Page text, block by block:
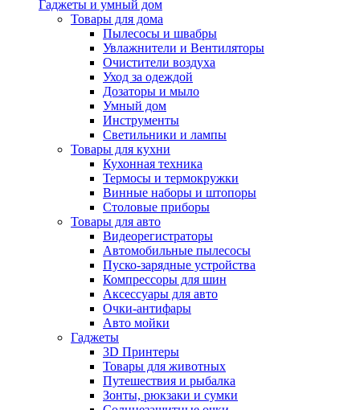
Гаджеты и умный дом
Товары для дома
Пылесосы и швабры
Увлажнители и Вентиляторы
Очистители воздуха
Уход за одеждой
Дозаторы и мыло
Умный дом
Инструменты
Светильники и лампы
Товары для кухни
Кухонная техника
Термосы и термокружки
Винные наборы и штопоры
Столовые приборы
Товары для авто
Видеорегистраторы
Автомобильные пылесосы
Пуско-зарядные устройства
Компрессоры для шин
Аксессуары для авто
Очки-антифары
Авто мойки
Гаджеты
3D Принтеры
Товары для животных
Путешествия и рыбалка
Зонты, рюкзаки и сумки